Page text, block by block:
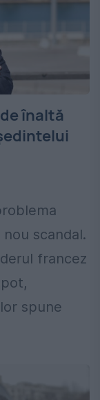
înaltă
scandal.
francez
spune